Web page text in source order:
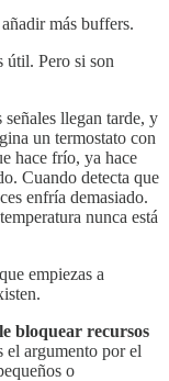
más buffers.
útil. Pero si son
señales llegan tarde, y
un termostato con
hace frío, ya hace
Cuando detecta que
enfría demasiado.
nunca está
empiezas a
bloquear recursos
el argumento por el
o